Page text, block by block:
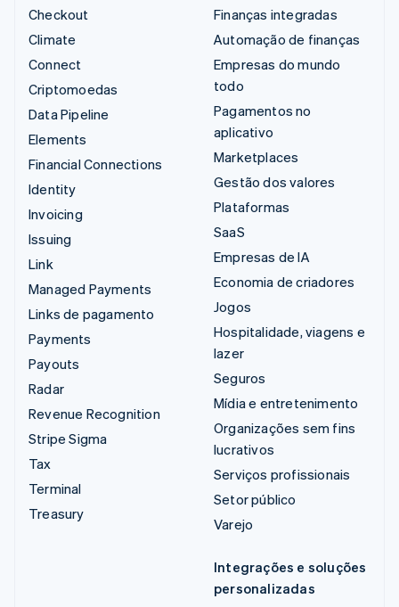
Checkout
Climate
Connect
Criptomoedas
Data Pipeline
Elements
Financial Connections
Identity
Invoicing
Issuing
Link
Managed Payments
Links de pagamento
Payments
Payouts
Radar
Revenue Recognition
Stripe Sigma
Tax
Terminal
Treasury
Finanças integradas
Automação de finanças
Empresas do mundo
todo
Pagamentos no
aplicativo
Marketplaces
Gestão dos valores
Plataformas
SaaS
Empresas de IA
Economia de criadores
Jogos
Hospitalidade, viagens e
lazer
Seguros
Mídia e entretenimento
Organizações sem fins
lucrativos
Serviços profissionais
Setor público
Varejo
Integrações e soluções
personalizadas